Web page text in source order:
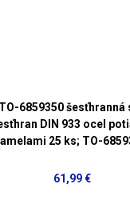
6859350
DIN 933 ocel
lamelami 25 ks; TO-
61,99 €